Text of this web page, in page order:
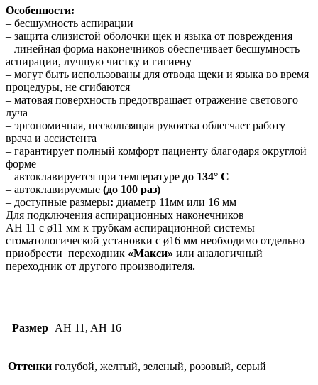
Особенности:
– бесшумность аспирации
– защита слизистой оболочки щек и языка от повреждения
– линейная форма наконечников обеспечивает бесшумность
аспирации, лучшую чистку и гигиену
– могут быть использованы для отвода щеки и языка во время
процедуры, не сгибаются
– матовая поверхность предотвращает отражение светового
луча
– эргономичная, нескользящая рукоятка облегчает работу
врача и ассистента
– гарантирует полный комфорт пациенту благодаря округлой
форме
– автоклавируется при температуре до 134° С
– автоклавируемые (до 100 раз)
– доступные размеры: диаметр 11мм или 16 мм
Для подключения аспирационных наконечников
АН 11 с ø11 мм к трубкам аспирационной системы
стоматологической установки с ø16 мм необходимо отдельно
приобрести переходник «Макси» или аналогичный
переходник от другого производителя.
Размер AH 11, AH 16
Оттенки голубой, желтый, зеленый, розовый, серый